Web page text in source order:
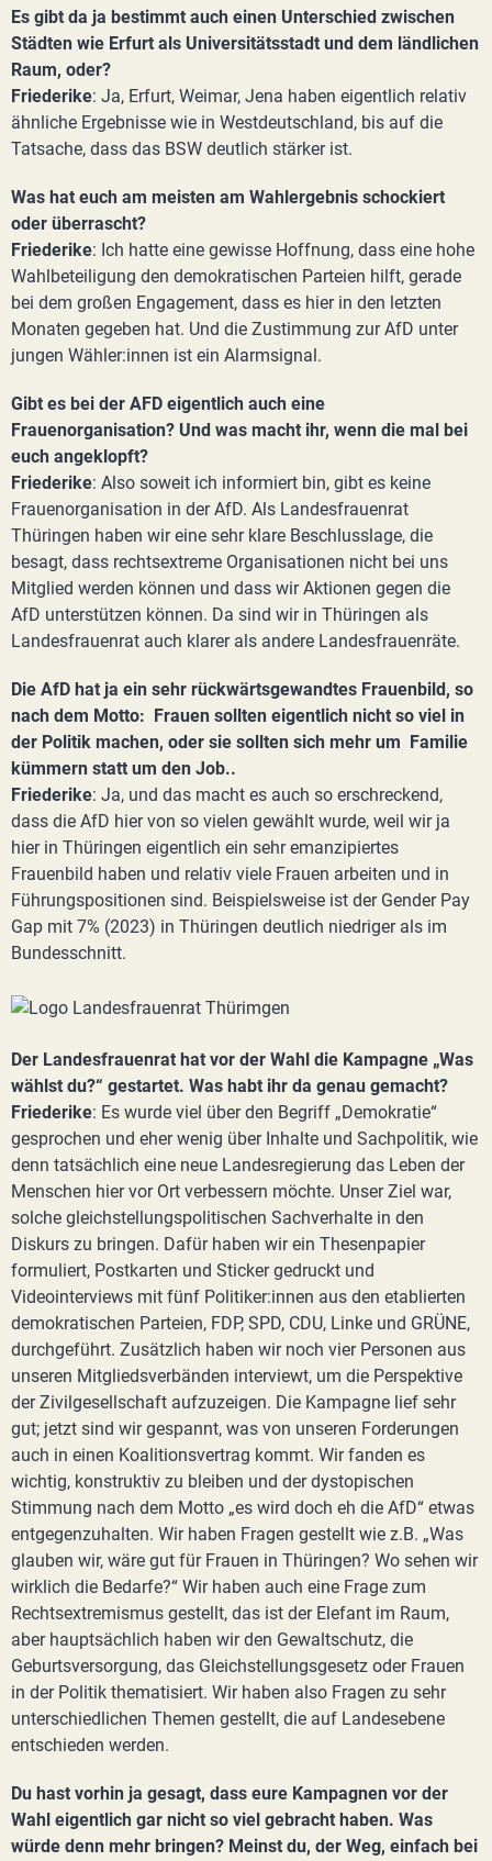
Es gibt da ja bestimmt auch einen Unterschied zwischen
Städten wie Erfurt als Universitätsstadt und dem ländlichen
Raum, oder?
Friederike: Ja, Erfurt, Weimar, Jena haben eigentlich relativ
ähnliche Ergebnisse wie in Westdeutschland, bis auf die
Tatsache, dass das BSW deutlich stärker ist.
Was hat euch am meisten am Wahlergebnis schockiert
oder überrascht?
Friederike: Ich hatte eine gewisse Hoffnung, dass eine hohe
Wahlbeteiligung den demokratischen Parteien hilft, gerade
bei dem großen Engagement, dass es hier in den letzten
Monaten gegeben hat. Und die Zustimmung zur AfD unter
jungen Wähler:innen ist ein Alarmsignal.
Gibt es bei der AFD eigentlich auch eine
Frauenorganisation? Und was macht ihr, wenn die mal bei
euch angeklopft?
Friederike: Also soweit ich informiert bin, gibt es keine
Frauenorganisation in der AfD. Als Landesfrauenrat
Thüringen haben wir eine sehr klare Beschlusslage, die
besagt, dass rechtsextreme Organisationen nicht bei uns
Mitglied werden können und dass wir Aktionen gegen die
AfD unterstützen können. Da sind wir in Thüringen als
Landesfrauenrat auch klarer als andere Landesfrauenräte.
Die AfD hat ja ein sehr rückwärtsgewandtes Frauenbild, so
nach dem Motto: Frauen sollten eigentlich nicht so viel in
der Politik machen, oder sie sollten sich mehr um Familie
kümmern statt um den Job..
Friederike: Ja, und das macht es auch so erschreckend,
dass die AfD hier von so vielen gewählt wurde, weil wir ja
hier in Thüringen eigentlich ein sehr emanzipiertes
Frauenbild haben und relativ viele Frauen arbeiten und in
Führungspositionen sind. Beispielsweise ist der Gender Pay
Gap mit 7% (2023) in Thüringen deutlich niedriger als im
Bundesschnitt.
Der Landesfrauenrat hat vor der Wahl die Kampagne „Was
wählst du?“ gestartet. Was habt ihr da genau gemacht?
Friederike: Es wurde viel über den Begriff „Demokratie“
gesprochen und eher wenig über Inhalte und Sachpolitik, wie
denn tatsächlich eine neue Landesregierung das Leben der
Menschen hier vor Ort verbessern möchte. Unser Ziel war,
solche gleichstellungspolitischen Sachverhalte in den
Diskurs zu bringen. Dafür haben wir ein Thesenpapier
formuliert, Postkarten und Sticker gedruckt und
Videointerviews mit fünf Politiker:innen aus den etablierten
demokratischen Parteien, FDP, SPD, CDU, Linke und GRÜNE,
durchgeführt. Zusätzlich haben wir noch vier Personen aus
unseren Mitgliedsverbänden interviewt, um die Perspektive
der Zivilgesellschaft aufzuzeigen. Die Kampagne lief sehr
gut; jetzt sind wir gespannt, was von unseren Forderungen
auch in einen Koalitionsvertrag kommt. Wir fanden es
wichtig, konstruktiv zu bleiben und der dystopischen
Stimmung nach dem Motto „es wird doch eh die AfD“ etwas
entgegenzuhalten. Wir haben Fragen gestellt wie z.B. „Was
glauben wir, wäre gut für Frauen in Thüringen? Wo sehen wir
wirklich die Bedarfe?“ Wir haben auch eine Frage zum
Rechtsextremismus gestellt, das ist der Elefant im Raum,
aber hauptsächlich haben wir den Gewaltschutz, die
Geburtsversorgung, das Gleichstellungsgesetz oder Frauen
in der Politik thematisiert. Wir haben also Fragen zu sehr
unterschiedlichen Themen gestellt, die auf Landesebene
entschieden werden.
Du hast vorhin ja gesagt, dass eure Kampagnen vor der
Wahl eigentlich gar nicht so viel gebracht haben. Was
würde denn mehr bringen? Meinst du, der Weg, einfach bei